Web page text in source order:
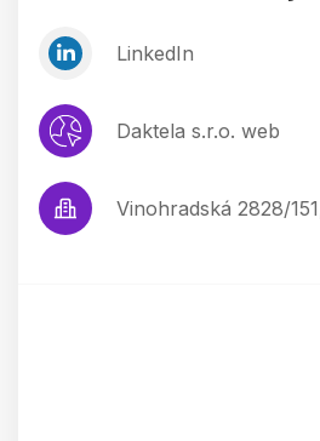
LinkedIn
Daktela s.r.o. web
Vinohradská 2828/